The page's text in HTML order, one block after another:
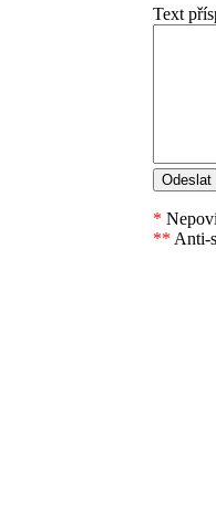
Text
*
** Anti-